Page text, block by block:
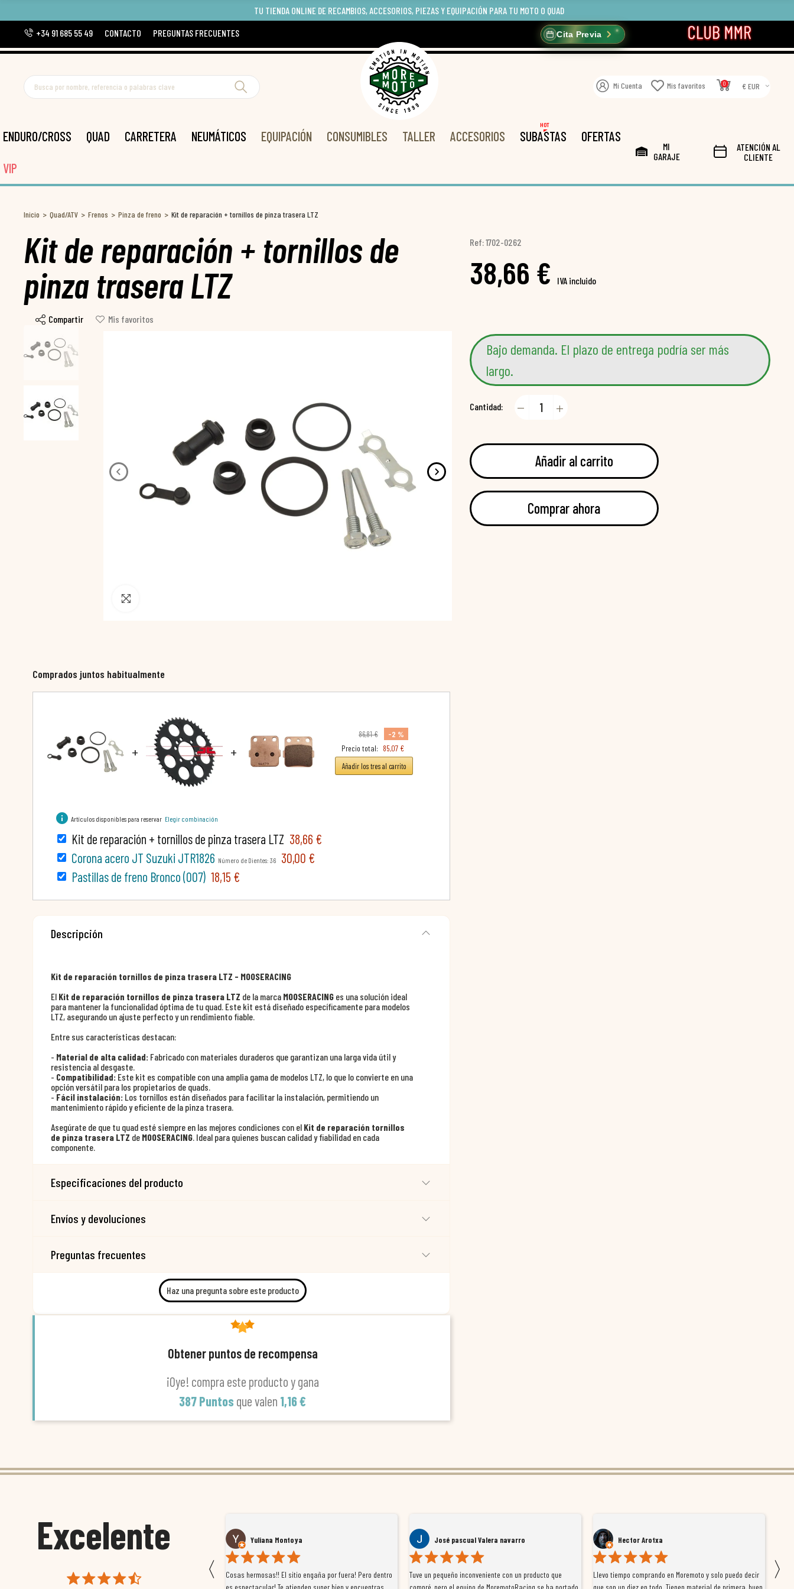
TU TIENDA ONLINE DE RECAMBIOS, ACCESORIOS, PIEZAS Y EQUIPACIÓN PARA TU MOTO O QUAD
+34 91 685 55 49
CONTACTO PREGUNTAS FRECUENTES Cita Previa
Mi Cuenta Mis favoritos 0 € EUR
ENDURO/CROSS QUAD CARRETERA NEUMÁTICOS EQUIPACIÓN CONSUMIBLES TALLER ACCESORIOS SUBASTAS
HOT
OFERTAS
VIP
MI
GARAJE
ATENCIÓN AL
CLIENTE
Inicio Quad/ATV Frenos Pinza de freno Kit de reparación + tornillos de pinza trasera LTZ
Kit de reparación + tornillos de
pinza trasera LTZ
Compartir Mis favoritos
Ref: 1702-0262
38,66 € IVA incluido
Bajo demanda. El plazo de entrega podría ser más
largo.
Cantidad:
Añadir al carrito
Comprar ahora
Comprados juntos habitualmente
+ +
86,81 €
-2 %
Precio total: 85,07 €
Añadir los tres al carrito
info Artículos disponibles para reservar Elegir combinación
Kit de reparación + tornillos de pinza trasera LTZ 38,66 €
Corona acero JT Suzuki JTR1826 Número de Dientes: 36
30,00 €
Pastillas de freno Bronco (007) 18,15 €
Descripción
Kit de reparación tornillos de pinza trasera LTZ - MOOSERACING
El Kit de reparación tornillos de pinza trasera LTZ de la marca MOOSERACING es una solución ideal
para mantener la funcionalidad óptima de tu quad. Este kit está diseñado específicamente para modelos
LTZ, asegurando un ajuste perfecto y un rendimiento fiable.
Entre sus características destacan:
- Material de alta calidad: Fabricado con materiales duraderos que garantizan una larga vida útil y
resistencia al desgaste.
- Compatibilidad: Este kit es compatible con una amplia gama de modelos LTZ, lo que lo convierte en una
opción versátil para los propietarios de quads.
- Fácil instalación: Los tornillos están diseñados para facilitar la instalación, permitiendo un
mantenimiento rápido y eficiente de la pinza trasera.
Asegúrate de que tu quad esté siempre en las mejores condiciones con el Kit de reparación tornillos
de pinza trasera LTZ de MOOSERACING . Ideal para quienes buscan calidad y fiabilidad en cada
componente.
Especificaciones del producto
Envíos y devoluciones
Preguntas frecuentes
Haz una pregunta sobre este producto
Obtener puntos de recompensa
¡Oye! compra este producto y gana
387 Puntos que valen 1,16 €
Excelente
〈
Susana García Luis
Magnífica atención al cliente. Tuvimos un pequeño
Yuliana Montoya
Cosas hermosas!! El sitio engaña por fuera! Pero dentro
José pascual Valera navarro
Tuve un pequeño inconveniente con un producto que
Hector Arotxa
Llevo tiempo comprando en Moremoto y solo puedo decir
〉